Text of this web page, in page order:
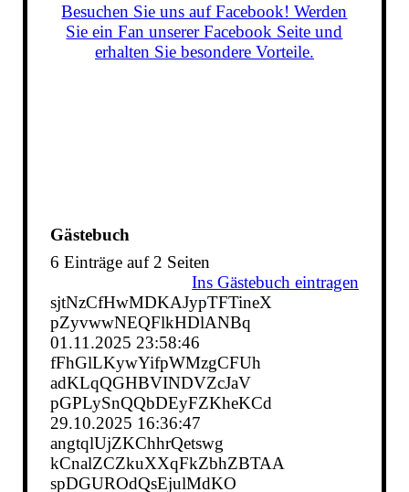
Besuchen Sie uns auf Facebook! Werden
Sie ein Fan unserer Facebook Seite und
erhalten Sie besondere Vorteile.
Gästebuch
6 Einträge auf 2 Seiten
Ins Gästebuch eintragen
sjtNzCfHwMDKAJypTFTineX
pZyvwwNEQFlkHDlANBq
01.11.2025 23:58:46
fFhGlLKywYifpWMzgCFUh
adKLqQGHBVINDVZcJaV
pGPLySnQQbDEyFZKheKCd
29.10.2025 16:36:47
angtqlUjZKChhrQetswg
kCnalZCZkuXXqFkZbhZBTAA
spDGUROdQsEjulMdKO